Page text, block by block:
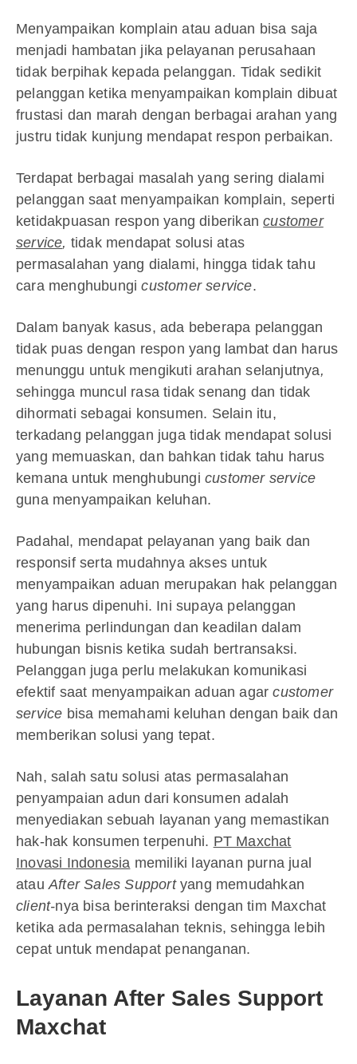
Menyampaikan komplain atau aduan bisa saja
menjadi hambatan jika pelayanan perusahaan
tidak berpihak kepada pelanggan. Tidak sedikit
pelanggan ketika menyampaikan komplain dibuat
frustasi dan marah dengan berbagai arahan yang
justru tidak kunjung mendapat respon perbaikan.
Terdapat berbagai masalah yang sering dialami
pelanggan saat menyampaikan komplain, seperti
ketidakpuasan respon yang diberikancustomer
service, tidak mendapat solusi atas
permasalahan yang dialami, hingga tidak tahu
cara menghubungicustomer service.
Dalam banyak kasus, ada beberapa pelanggan
tidak puas dengan respon yang lambat dan harus
menunggu untuk mengikuti arahan selanjutnya,
sehingga muncul rasa tidak senang dan tidak
dihormati sebagai konsumen. Selain itu,
terkadang pelanggan juga tidak mendapat solusi
yang memuaskan, dan bahkan tidak tahu harus
kemana untuk menghubungi customer service
guna menyampaikan keluhan.
Padahal, mendapat pelayanan yang baik dan
responsif serta mudahnya akses untuk
menyampaikan aduan merupakan hak pelanggan
yang harus dipenuhi. Ini supaya pelanggan
menerima perlindungan dan keadilan dalam
hubungan bisnis ketika sudah bertransaksi.
Pelanggan juga perlu melakukan komunikasi
efektif saat menyampaikan aduan agarcustomer
service bisa memahami keluhan dengan baik dan
memberikan solusi yang tepat.
Nah, salah satu solusi atas permasalahan
penyampaian adun dari konsumen adalah
menyediakan sebuah layanan yang memastikan
hak-hak konsumen terpenuhi. PT Maxchat
Inovasi Indonesia memiliki layanan purna jual
atauAfter Sales Support yang memudahkan
client-nya bisa berinteraksi dengan tim Maxchat
ketika ada permasalahan teknis, sehingga lebih
cepat untuk mendapat penanganan.
Layanan After Sales Support
Maxchat